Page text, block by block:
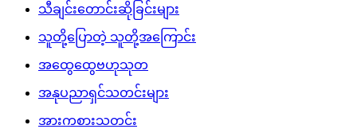
သီချင်းတောင်းဆိုခြင်းများ
သူတို့ပြောတဲ့ သူတို့အကြောင်း
အထွေထွေဗဟုသုတ
အနုပညာရှင်သတင်းများ
အားကစားသတင်း